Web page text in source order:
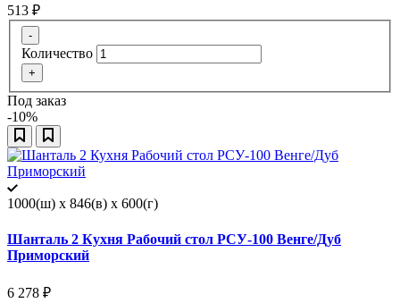
513 ₽
-
Количество
+
Под заказ
-10%
1000(ш) x 846(в) x 600(г)
Шанталь 2 Кухня Рабочий стол РСУ-100 Венге/Дуб
Приморский
6 278 ₽